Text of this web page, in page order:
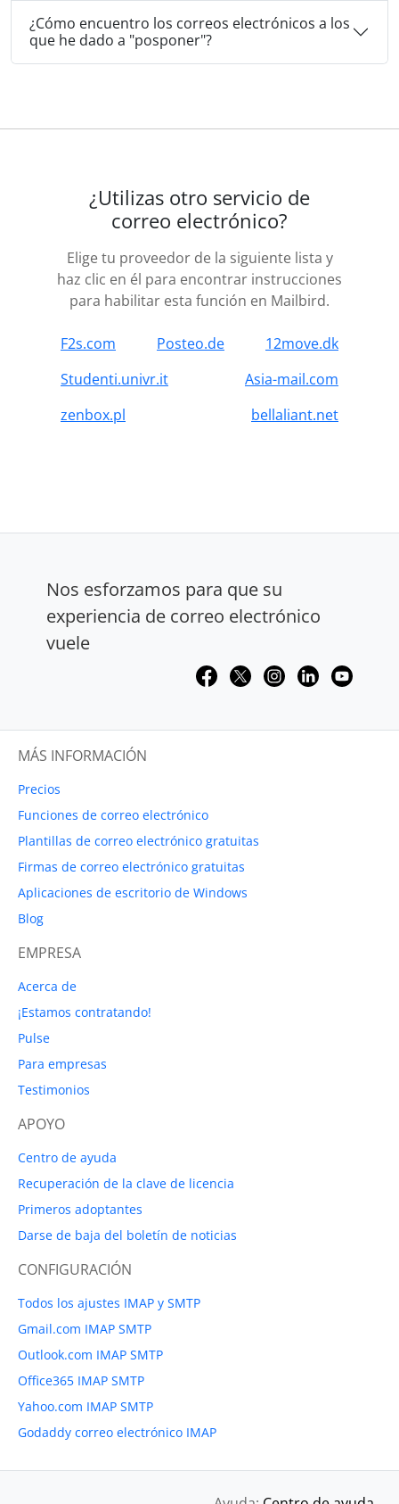
¿Cómo encuentro los correos electrónicos a los
que he dado a "posponer"?
¿Utilizas otro servicio de
correo electrónico?
Elige tu proveedor de la siguiente lista y
haz clic en él para encontrar instrucciones
para habilitar esta función en Mailbird.
F2s.com Posteo.de
12move.dk
Studenti.univr.it
Asia-mail.com
zenbox.pl
bellaliant.net
Nos esforzamos para que su
experiencia de correo electrónico
vuele
MÁS INFORMACIÓN
Precios
Funciones de correo electrónico
Plantillas de correo electrónico gratuitas
Firmas de correo electrónico gratuitas
Aplicaciones de escritorio de Windows
Blog
EMPRESA
Acerca de
¡Estamos contratando!
Pulse
Para empresas
Testimonios
APOYO
Centro de ayuda
Recuperación de la clave de licencia
Primeros adoptantes
Darse de baja del boletín de noticias
CONFIGURACIÓN
Todos los ajustes IMAP y SMTP
Gmail.com IMAP SMTP
Outlook.com IMAP SMTP
Office365 IMAP SMTP
Yahoo.com IMAP SMTP
Godaddy correo electrónico IMAP